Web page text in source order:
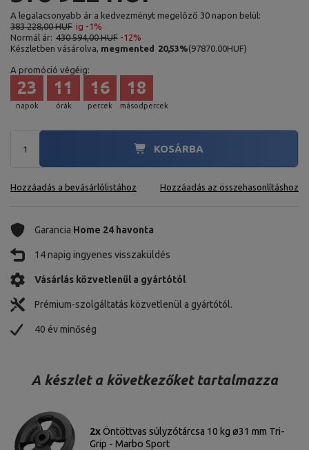
A legalacsonyabb ár a kedvezményt megelőző 30 napon belül:
383 228,00 HUF ig -1%
Normál ár: 430 594,00 HUF -12%
Készletben vásárolva, megmented 20,53%(97870.00HUF)
A promóció végéig:
napok
23
órák
11
percek
16
másodpercek
16
KOSÁRBA
Hozzáadás a bevásárlólistához Hozzáadás az összehasonlításhoz
Garancia Home 24 havonta
14 napig ingyenes visszaküldés
Vásárlás közvetlenül a gyártótól
Prémium-szolgáltatás közvetlenül a gyártótól.
40 év minőség
A készlet a következőket tartalmazza
2xÖntöttvas súlyzótárcsa 10 kg ø31 mm Tri-
Grip - Marbo Sport